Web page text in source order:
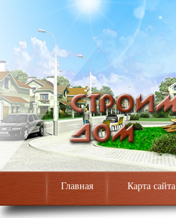
Главная Карта сайта